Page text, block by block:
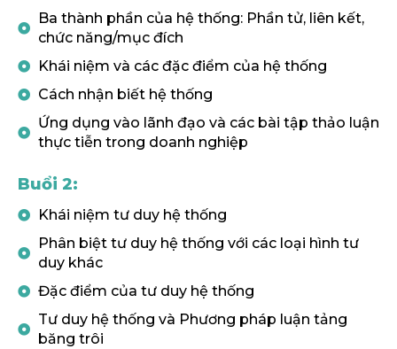
Ba thành phần của hệ thống: Phần tử, liên kết,
chức năng/mục đích
Khái niệm và các đặc điểm của hệ thống
Cách nhận biết hệ thống
Ứng dụng vào lãnh đạo và các bài tập thảo luận
thực tiễn trong doanh nghiệp
Buổi 2:
Khái niệm tư duy hệ thống
Phân biệt tư duy hệ thống với các loại hình tư
duy khác
Đặc điểm của tư duy hệ thống
Tư duy hệ thống và Phương pháp luận tảng
băng trôi